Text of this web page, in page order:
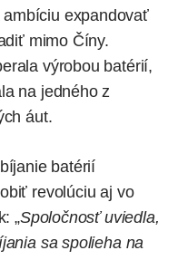
expandovať
mimo Číny.
výrobou batérií,
na jedného z
áut.
batérií
revolúciu aj vo
„Spoločnosť uviedla,
sa spolieha na